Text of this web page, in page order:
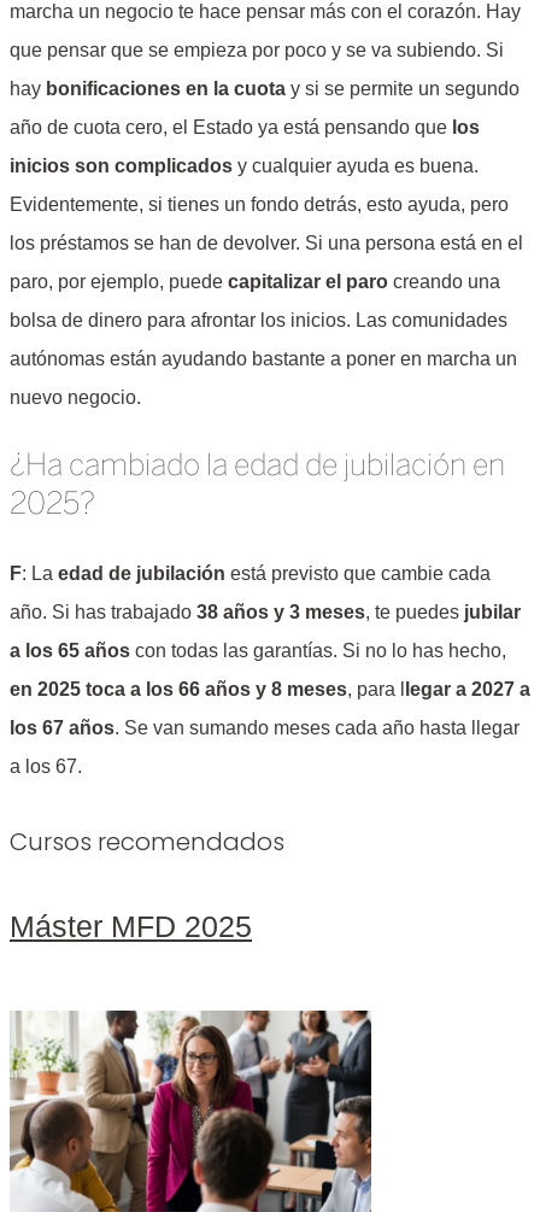
marcha un negocio te hace pensar más con el corazón. Hay
que pensar que se empieza por poco y se va subiendo. Si
hay bonificaciones en la cuota y si se permite un segundo
año de cuota cero, el Estado ya está pensando que los
inicios son complicados y cualquier ayuda es buena.
Evidentemente, si tienes un fondo detrás, esto ayuda, pero
los préstamos se han de devolver. Si una persona está en el
paro, por ejemplo, puede capitalizar el paro creando una
bolsa de dinero para afrontar los inicios. Las comunidades
autónomas están ayudando bastante a poner en marcha un
nuevo negocio.
¿Ha cambiado la edad de jubilación en
2025?
F: La edad de jubilación está previsto que cambie cada
año. Si has trabajado 38 años y 3 meses, te puedes jubilar
a los 65 años con todas las garantías. Si no lo has hecho,
en 2025 toca a los 66 años y 8 meses, para l
legar a 2027 a
los 67 años. Se van sumando meses cada año hasta llegar
a los 67.
Cursos recomendados
Máster MFD 2025